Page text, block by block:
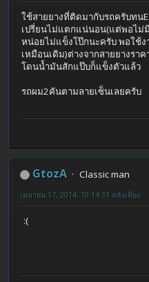
ใช้สายยางที่ติดมากับรถครับทน
เปรี่ยนไม่แตกแน่นอน(แต่พอไม่
หน่อยไม่แข็งโป๊กนะครับ พอใช้
เหมือนเดิม)ต่างจากสายยางรา
โดนน้ำมันสักแป๊บก็แข็งตัวแล้ว
รถผม2คันตามลายเซ็นเลยครับ
GtozA
Classic man
เมษายน 17, 2014, 10:14:33 หลังเที่ยง
:(